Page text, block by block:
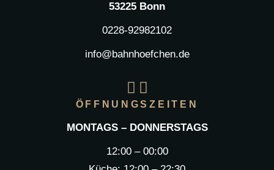
53225 Bonn
0228-92982102
info@bahnhoefchen.de
ÖFFNUNGSZEITEN
MONTAGS – DONNERSTAGS
12:00 – 00:00